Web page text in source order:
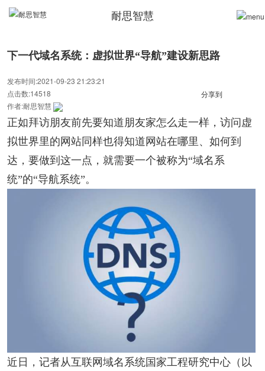
耐思智慧
下一代域名系统：虚拟世界“导航”建设新思路
发布时间:2021-09-23 21:23:21
点击数:14518
作者:耐思智慧
分享到
正如拜访朋友前先要知道朋友家怎么走一样，访问虚
拟世界里的网站同样也得知道网站在哪里、如何到
达，要做到这一点，就需要一个被称为“域名系
统”的“导航系统”。
近日，记者从互联网域名系统国家工程研究中心（以